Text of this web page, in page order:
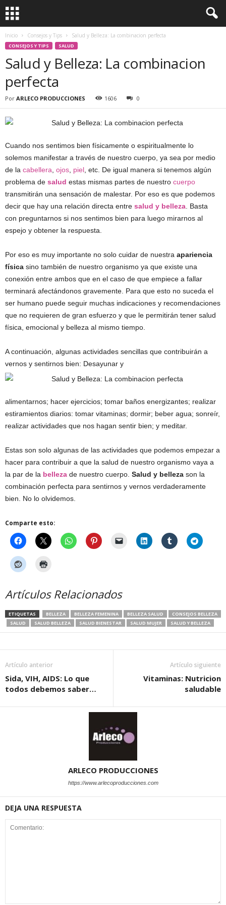
Inicio Consejos y Tips Salud y Belleza: La combinacion perfecta
CONSEJOS Y TIPS SALUD
Salud y Belleza: La combinacion
perfecta
Por ARLECO PRODUCCIONES 1606 0
Cuando nos sentimos bien físicamente o espiritualmente lo
solemos manifestar a través de nuestro cuerpo, ya sea por medio
de la cabellera ojos piel , etc. De igual manera si tenemos algún
problema de salud estas mismas partes de nuestro cuerpo
transmitirán una sensación de malestar. Por eso es que podemos
decir que hay una relación directa entre salud y belleza . Basta
con preguntarnos si nos sentimos bien para luego mirarnos al
espejo y obtener la respuesta.
Por eso es muy importante no solo cuidar de nuestra apariencia
física sino también de nuestro organismo ya que existe una
conexión entre ambos que en el caso de que empiece a fallar
terminará afectándonos gravemente. Para que esto no suceda el
ser humano puede seguir muchas indicaciones y recomendaciones
que no requieren de gran esfuerzo y que le permitirán tener salud
física, emocional y belleza al mismo tiempo.
A continuación, algunas actividades sencillas que contribuirán a
vernos y sentirnos bien: Desayunar y
alimentarnos; hacer ejercicios; tomar baños energizantes; realizar
estiramientos diarios: tomar vitaminas; dormir; beber agua; sonreír,
realizar actividades que nos hagan sentir bien; y meditar.
Estas son solo algunas de las actividades que podemos empezar a
hacer para contribuir a que la salud de nuestro organismo vaya a
la par de la belleza de nuestro cuerpo. Salud y belleza son la
combinación perfecta para sentirnos y vernos verdaderamente
bien. No lo olvidemos.
Comparte esto:
Artículos Relacionados
ETIQUETAS BELLEZA BELLEZA FEMENINA BELLEZA SALUD
CONSEJOS BELLEZA
SALUD
SALUD BELLEZA SALUD BIENESTAR SALUD MUJER SALUD Y BELLEZA
Artículo anterior
Sida, VIH, AIDS: Lo que
todos debemos saber…
Artículo siguiente
Vitaminas: Nutricion
saludable
ARLECO PRODUCCIONES
https://www.arlecoproducciones.com
DEJA UNA RESPUESTA